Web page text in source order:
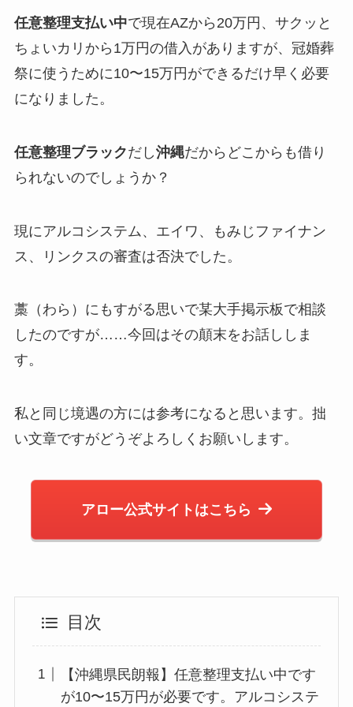
任意整理支払い中で現在AZから20万円、サクッと
ちょいカリから1万円の借入がありますが、冠婚葬
祭に使うために10〜15万円ができるだけ早く必要
になりました。
任意整理ブラックだし沖縄だからどこからも借り
られないのでしょうか？
現にアルコシステム、エイワ、もみじファイナン
ス、リンクスの審査は否決でした。
藁（わら）にもすがる思いで某大手掲示板で相談
したのですが……今回はその顛末をお話ししま
す。
私と同じ境遇の方には参考になると思います。拙
い文章ですがどうぞよろしくお願いします。
アロー公式サイトはこちら
目次
【沖縄県民朗報】任意整理支払い中です
が10〜15万円が必要です。アルコシステ